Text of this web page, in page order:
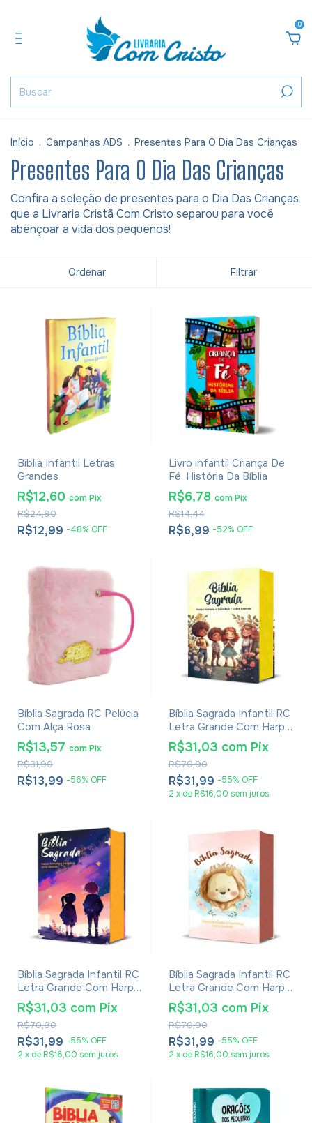
0
Início . Campanhas ADS . Presentes Para O Dia Das Crianças
Presentes Para O Dia Das Crianças
Confira a seleção de presentes para o Dia Das Crianças
que a Livraria Cristã Com Cristo separou para você
abençoar a vida dos pequenos!
Ordenar Filtrar
Bíblia Infantil Letras
Grandes
R$12,99 -48% OFF
R$24,90
R$12,60 comPix
Livro infantil Criança De
Fé: História Da Bíblia
R$6,99 -52% OFF
R$14,44
R$6,78 com Pix
Bíblia Sagrada RC Pelúcia
Com Alça Rosa
R$13,99 -56% OFF
R$31,90
R$13,57 comPix
Bíblia Sagrada Infantil RC
Letra Grande Com Harpa
Avivada E Corinhos Capa
Dura Pequena Crianças
Jardim
R$31,99 -55% OFF
R$70,90
R$31,03 com Pix
2 x de R$16,00 sem juros
Bíblia Sagrada Infantil RC
Letra Grande Com Harpa
Avivada E Corinhos Capa
Dura Pequena Estrelas
R$31,99 -55% OFF
R$70,90
R$31,03 com Pix
2 x de R$16,00 sem juros
Bíblia Sagrada Infantil RC
Letra Grande Com Harpa
Avivada E Corinhos Capa
Dura Pequena Leão
Aquarela
R$31,99 -55% OFF
R$70,90
R$31,03 com Pix
2 x de R$16,00 sem juros